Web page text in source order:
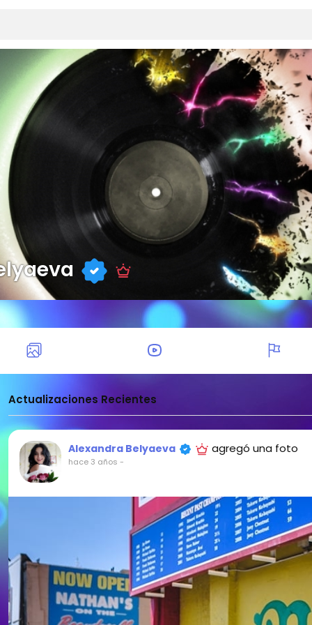
Actualizaciones Recientes
Alexandra Belyaeva agregó una foto
hace 3 años -